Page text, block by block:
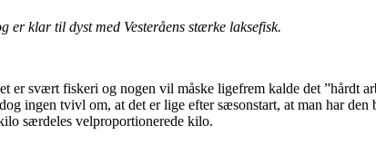
klar til dyst med Vesteråens stærke laksefisk.
er svært fiskeri og nogen vil måske ligefrem kalde det ”hårdt
ingen tvivl om, at det er lige efter sæsonstart, at man har
særdeles velproportionerede kilo.